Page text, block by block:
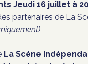
Jeudi 16 juillet à
partenaires de La
La Scène